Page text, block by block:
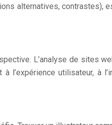
alternatives, contrastes),
L’analyse de sites
utilisateur, à